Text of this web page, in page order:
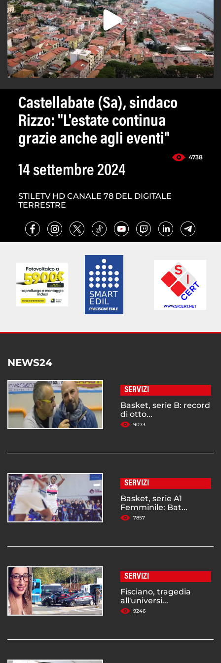
Castellabate (Sa), sindaco
Rizzo: "L'estate continua
grazie anche agli eventi"
4738
14 settembre 2024
STILETV HD CANALE 78 DEL DIGITALE
TERRESTRE
NEWS24
SERVIZI
Basket, serie B: record
di otto...
9073
SERVIZI
Basket, serie A1
Femminile: Bat...
7857
SERVIZI
Fisciano, tragedia
all'universi...
9246